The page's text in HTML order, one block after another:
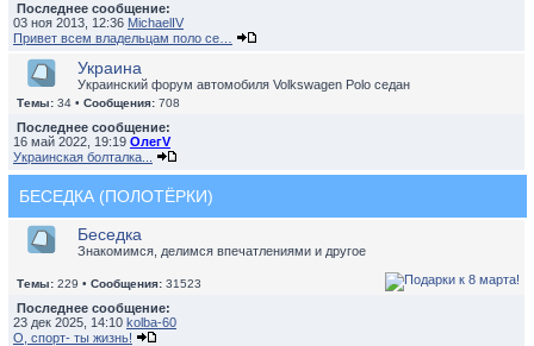
Последнее сообщение:
03 ноя 2013, 12:36 MichaelIV
Привет всем владельцам поло се…
Украина
Украинский форум автомобиля Volkswagen Polo седан
Темы: 34 • Сообщения: 708
Последнее сообщение:
16 май 2022, 19:19 ОлегV
Украинская болталка...
БЕСЕДКА (ПОЛОТЁРКИ)
Беседка
Знакомимся, делимся впечатлениями и другое
Темы: 229 • Сообщения: 31523
Последнее сообщение:
23 дек 2025, 14:10 kolba-60
О, спорт- ты жизнь!